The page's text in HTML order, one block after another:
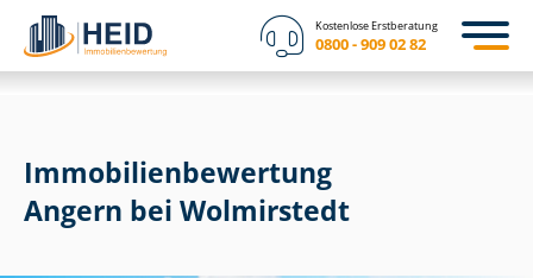
Kostenlose Erstberatung
0800 - 909 02 82
Immobilien­bewertung
Angern bei Wolmirstedt